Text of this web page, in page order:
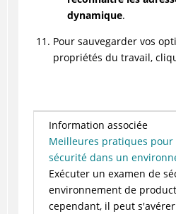
dynamique.
Pour sauvegarder vos
propriétés du travail,
Information associée
Meilleures pratiques pour
sécurité dans un
Exécuter un examen de
environnement de
cependant, il peut